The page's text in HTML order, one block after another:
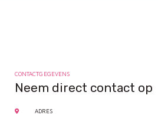
CONTACTGEGEVENS
Neem direct contact op
ADRES